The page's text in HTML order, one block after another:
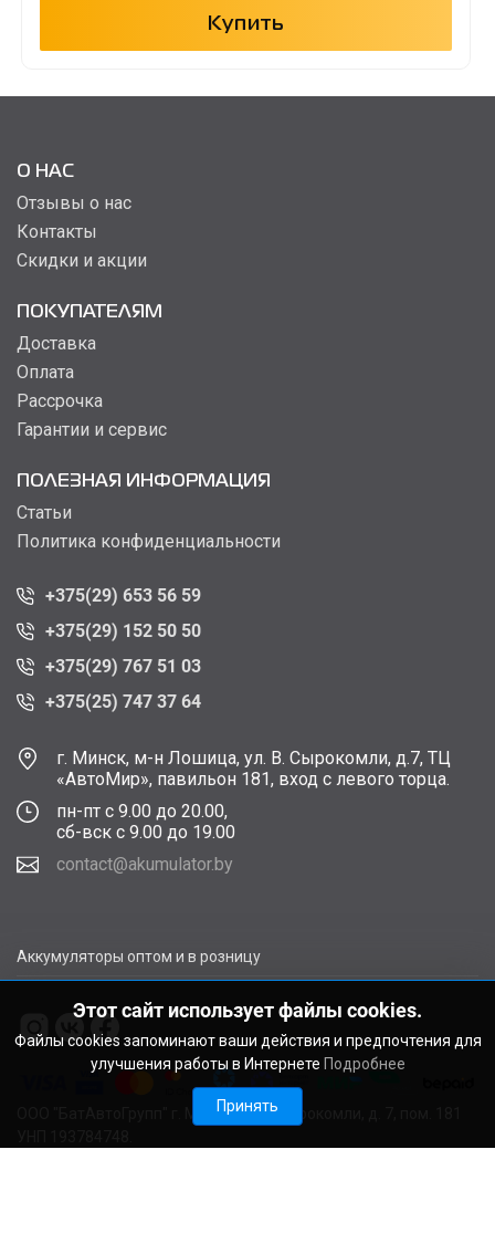
Купить
О НАС
Отзывы о нас
Контакты
Скидки и акции
ПОКУПАТЕЛЯМ
Доставка
Оплата
Рассрочка
Гарантии и сервис
ПОЛЕЗНАЯ ИНФОРМАЦИЯ
Статьи
Политика конфиденциальности
+375(29) 653 56 59
+375(29) 152 50 50
+375(29) 767 51 03
+375(25) 747 37 64
г. Минск, м-н Лошица, ул. В. Сырокомли, д.7, ТЦ
«АвтоМир», павильон 181, вход с левого торца.
пн-пт с 9.00 до 20.00,
сб-вск с 9.00 до 19.00
contact@akumulator.by
Аккумуляторы оптом и в розницу
ООО "БатАвтоГрупп" г. Минск, ул. В. Сырокомли, д. 7, пом. 181
Этот сайт использует файлы cookies.
Файлы cookies запоминают ваши действия и предпочтения для
улучшения работы в Интернете Подробнее
Принять